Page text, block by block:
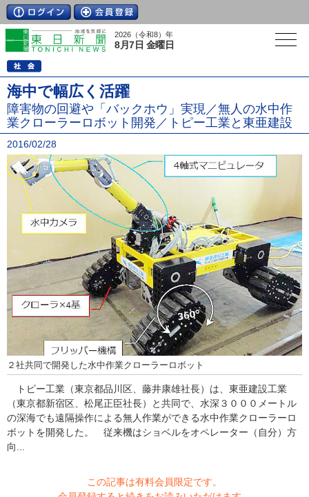
2026（令和8）年
8月7日 金曜日
海中で幅広く活躍
障害物の回避や「バックホウ」実現／無人の水中作
業クローラーロボット開発／トピー工業と東亜建設
2016/02/28
２社共同で開発した水中作業クローラーロボット
トピー工業（東京都品川区、藤井康雄社長）は、東亜建設工業
（東京都新宿区、松尾正臣社長）と共同で、水深３０００メートル
の深海でも遠隔操作による無人作業ができる水中作業クローラーロ
ボットを開発した。 従来機はショベルをオペレーター（自分）方
向...
この記事は有料会員限定です。